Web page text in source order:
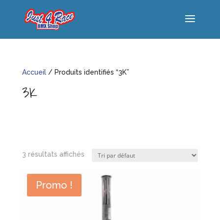
Accueil/ Produits identifiés “3K”
3K
3 résultats affichés
Promo !